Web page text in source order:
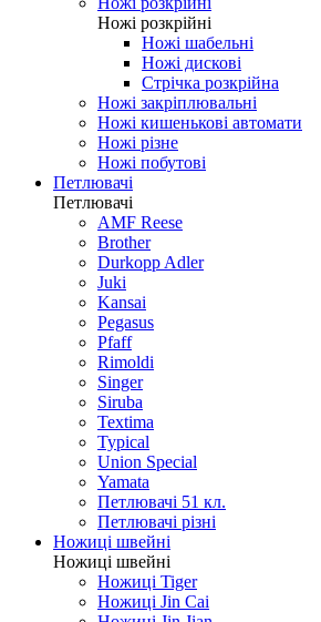
Ножі двоголкові
Ножі петельні, гудзичні
Ножі розкрійні
Ножі розкрійні
Ножі шабельні
Ножі дискові
Стрічка розкрійна
Ножі закріплювальні
Ножі кишенькові автомати
Ножі різне
Ножі побутові
Петлювачі
Петлювачі
AMF Reese
Brother
Durkopp Adler
Juki
Kansai
Pegasus
Pfaff
Rimoldi
Singer
Siruba
Textima
Typical
Union Special
Yamata
Петлювачі 51 кл.
Петлювачі різні
Ножиці швейні
Ножиці швейні